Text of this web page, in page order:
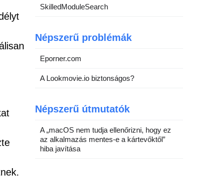
SkilledModuleSearch
Népszerű problémák
Eporner.com
A Lookmovie.io biztonságos?
Népszerű útmutatók
A „macOS nem tudja ellenőrizni, hogy ez
az alkalmazás mentes-e a kártevőktől”
hiba javítása